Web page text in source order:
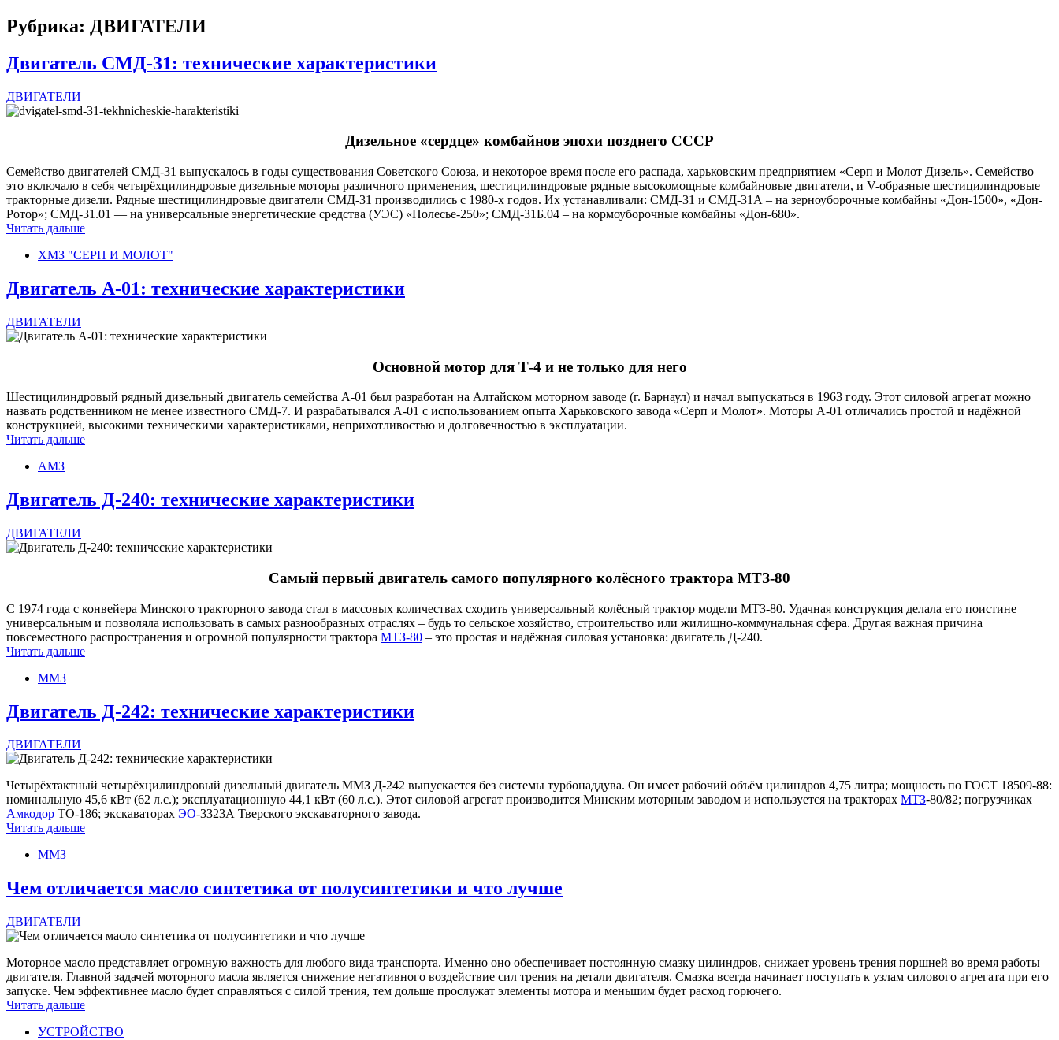
Рубрика: ДВИГАТЕЛИ
Двигатель СМД-31: технические характеристики
ДВИГАТЕЛИ
Дизельное «сердце» комбайнов эпохи позднего СССР
Семейство двигателей СМД-31 выпускалось в годы существования Советского Союза, и некоторое время после его распада, харьковским предприятием «Серп и Молот Дизель». Семейство
это включало в себя четырёхцилиндровые дизельные моторы различного применения, шестицилиндровые рядные высокомощные комбайновые двигатели, и V-образные шестицилиндровые
тракторные дизели. Рядные шестицилиндровые двигатели СМД-31 производились с 1980-х годов. Их устанавливали: СМД-31 и СМД-31А – на зерноуборочные комбайны «Дон-1500», «Дон-
Ротор»; СМД-31.01 — на универсальные энергетические средства (УЭС) «Полесье-250»; СМД-31Б.04 – на кормоуборочные комбайны «Дон-680».
Читать дальше
ХМЗ "СЕРП И МОЛОТ"
Двигатель А-01: технические характеристики
ДВИГАТЕЛИ
Основной мотор для Т-4 и не только для него
Шестицилиндровый рядный дизельный двигатель семейства А-01 был разработан на Алтайском моторном заводе (г. Барнаул) и начал выпускаться в 1963 году. Этот силовой агрегат можно
назвать родственником не менее известного СМД-7. И разрабатывался А-01 с использованием опыта Харьковского завода «Серп и Молот». Моторы А-01 отличались простой и надёжной
конструкцией, высокими техническими характеристиками, неприхотливостью и долговечностью в эксплуатации.
Читать дальше
АМЗ
Двигатель Д-240: технические характеристики
ДВИГАТЕЛИ
Самый первый двигатель самого популярного колёсного трактора МТЗ-80
С 1974 года с конвейера Минского тракторного завода стал в массовых количествах сходить универсальный колёсный трактор модели МТЗ-80. Удачная конструкция делала его поистине
универсальным и позволяла использовать в самых разнообразных отраслях – будь то сельское хозяйство, строительство или жилищно-коммунальная сфера. Другая важная причина
повсеместного распространения и огромной популярности трактора МТЗ-80 – это простая и надёжная силовая установка: двигатель Д-240.
Читать дальше
ММЗ
Двигатель Д-242: технические характеристики
ДВИГАТЕЛИ
Четырёхтактный четырёхцилиндровый дизельный двигатель ММЗ Д-242 выпускается без системы турбонаддува. Он имеет рабочий объём цилиндров 4,75 литра; мощность по ГОСТ 18509-88:
номинальную 45,6 кВт (62 л.с.); эксплуатационную 44,1 кВт (60 л.с.). Этот силовой агрегат производится Минским моторным заводом и используется на тракторах МТЗ-80/82; погрузчиках
Амкодор ТО-186; экскаваторах ЭО-3323А Тверского экскаваторного завода.
Читать дальше
ММЗ
Чем отличается масло синтетика от полусинтетики и что лучше
ДВИГАТЕЛИ
Моторное масло представляет огромную важность для любого вида транспорта. Именно оно обеспечивает постоянную смазку цилиндров, снижает уровень трения поршней во время работы
двигателя. Главной задачей моторного масла является снижение негативного воздействие сил трения на детали двигателя. Смазка всегда начинает поступать к узлам силового агрегата при его
запуске. Чем эффективнее масло будет справляться с силой трения, тем дольше прослужат элементы мотора и меньшим будет расход горючего.
Читать дальше
УСТРОЙСТВО